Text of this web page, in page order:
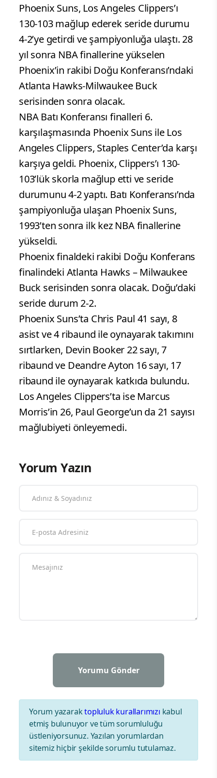
Phoenix Suns, Los Angeles Clippers’ı
130-103 mağlup ederek seride durumu
4-2’ye getirdi ve şampiyonluğa ulaştı. 28
yıl sonra NBA finallerine yükselen
Phoenix’in rakibi Doğu Konferansı’ndaki
Atlanta Hawks-Milwaukee Buck
serisinden sonra olacak.
NBA Batı Konferansı finalleri 6.
karşılaşmasında Phoenix Suns ile Los
Angeles Clippers, Staples Center’da karşı
karşıya geldi. Phoenix, Clippers’ı 130-
103’lük skorla mağlup etti ve seride
durumunu 4-2 yaptı. Batı Konferansı’nda
şampiyonluğa ulaşan Phoenix Suns,
1993’ten sonra ilk kez NBA finallerine
yükseldi.
Phoenix finaldeki rakibi Doğu Konferans
finalindeki Atlanta Hawks – Milwaukee
Buck serisinden sonra olacak. Doğu’daki
seride durum 2-2.
Phoenix Suns’ta Chris Paul 41 sayı, 8
asist ve 4 ribaund ile oynayarak takımını
sırtlarken, Devin Booker 22 sayı, 7
ribaund ve Deandre Ayton 16 sayı, 17
ribaund ile oynayarak katkıda bulundu.
Los Angeles Clippers’ta ise Marcus
Morris’in 26, Paul George’un da 21 sayısı
mağlubiyeti önleyemedi.
Yorum Yazın
Yorum yazaraktopluluk kurallarımızı kabul
etmiş bulunuyor ve tüm sorumluluğu
üstleniyorsunuz. Yazılan yorumlardan
sitemiz hiçbir şekilde sorumlu tutulamaz.